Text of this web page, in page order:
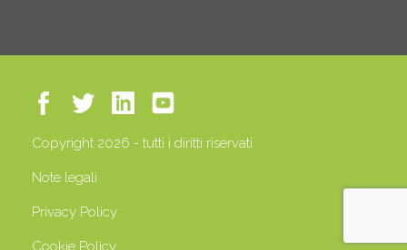
Copyright 2026 - tutti i diritti riservati
Note legali
Privacy Policy
Cookie Policy